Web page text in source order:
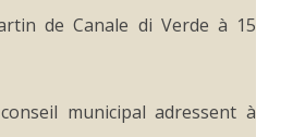
de Canale di Verde à 15
municipal adressent à